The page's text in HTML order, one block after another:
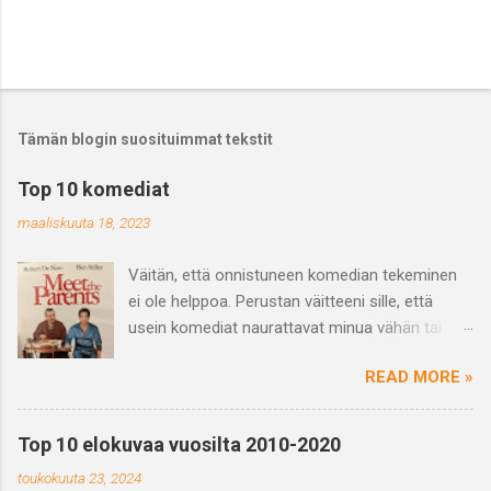
Tämän blogin suosituimmat tekstit
Top 10 komediat
maaliskuuta 18, 2023
Väitän, että onnistuneen komedian tekeminen
ei ole helppoa. Perustan väitteeni sille, että
usein komediat naurattavat minua vähän tai
haastetta tuo myös se, että se mikä naurattaa
jotakuta ei välttämättä naurata toista ja
päinvastoin eli huumori on subjektiivinen
suorastaan loistavan komedian niin on se vaan
READ MORE »
Top 10 elokuvaa vuosilta 2010-2020
toukokuuta 23, 2024